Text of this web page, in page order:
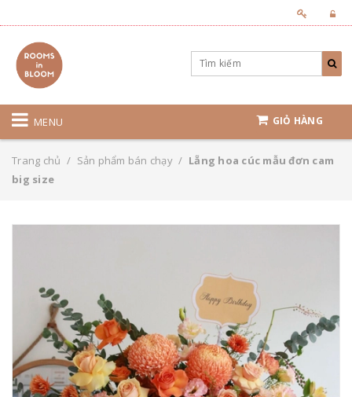
MENU GIỎ HÀNG
Trang chủ / Sản phẩm bán chạy / Lẵng hoa cúc mẫu đơn cam
big size